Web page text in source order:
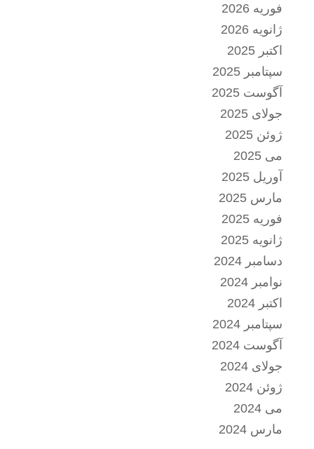
فوریه 2026
ژانویه 2026
اکتبر 2025
سپتامبر 2025
آگوست 2025
جولای 2025
ژوئن 2025
می 2025
آوریل 2025
مارس 2025
فوریه 2025
ژانویه 2025
دسامبر 2024
نوامبر 2024
اکتبر 2024
سپتامبر 2024
آگوست 2024
جولای 2024
ژوئن 2024
می 2024
مارس 2024